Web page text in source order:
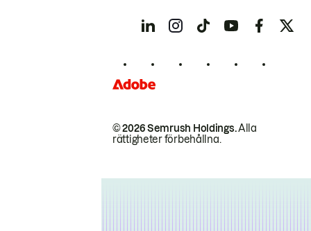
© 2026 Semrush Holdings.Alla
rättigheter förbehållna.